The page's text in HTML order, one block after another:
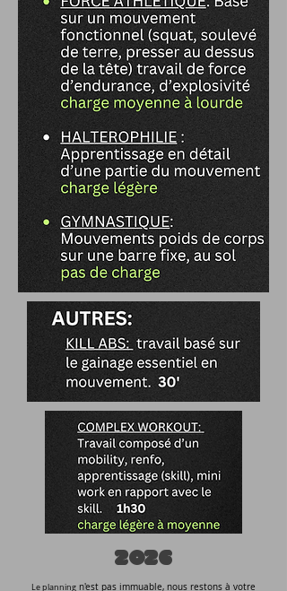
2026
Le planning n'est pas immuable, nous restons à votre